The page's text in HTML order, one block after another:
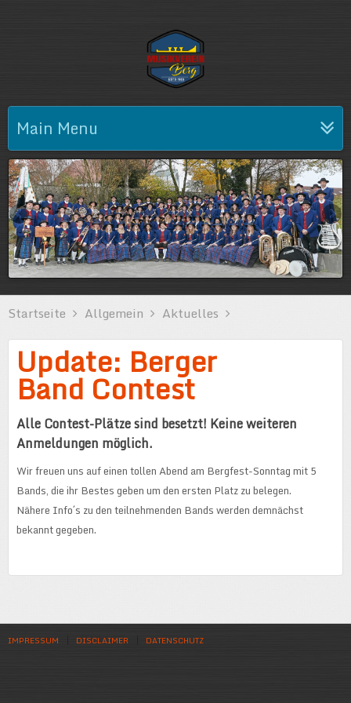
Main Menu
Startseite Allgemein Aktuelles
Update: Berger
Band Contest
Alle Contest-Plätze sind besetzt! Keine weiteren
Anmeldungen möglich.
Wir freuen uns auf einen tollen Abend am Bergfest-Sonntag mit 5
Bands, die ihr Bestes geben um den ersten Platz zu belegen.
Nähere Info´s zu den teilnehmenden Bands werden demnächst
bekannt gegeben.
IMPRESSUM DISCLAIMER DATENSCHUTZ